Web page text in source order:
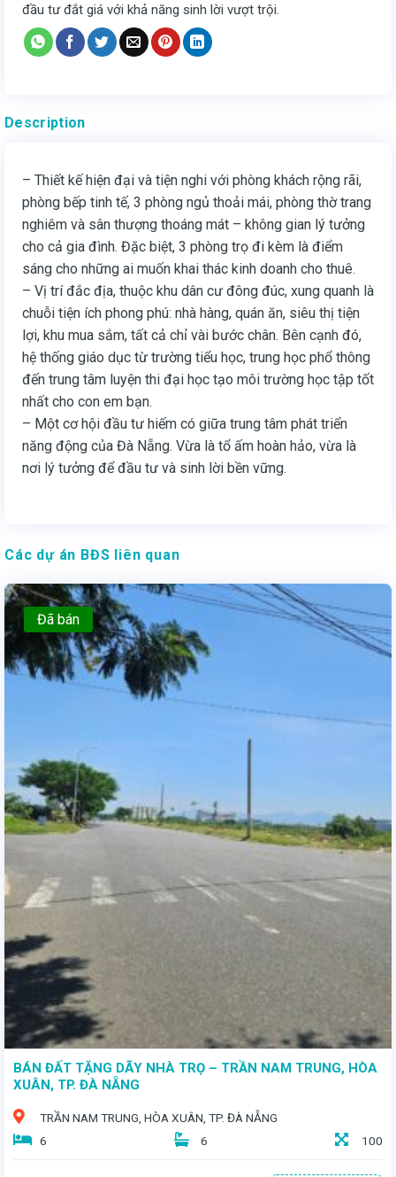
đầu tư đắt giá với khả năng sinh lời vượt trội.
Description
– Thiết kế hiện đại và tiện nghi với phòng khách rộng rãi,
phòng bếp tinh tế, 3 phòng ngủ thoải mái, phòng thờ trang
nghiêm và sân thượng thoáng mát – không gian lý tưởng
cho cả gia đình. Đặc biệt, 3 phòng trọ đi kèm là điểm
sáng cho những ai muốn khai thác kinh doanh cho thuê.
– Vị trí đắc địa, thuộc khu dân cư đông đúc, xung quanh là
chuỗi tiện ích phong phú: nhà hàng, quán ăn, siêu thị tiện
lợi, khu mua sắm, tất cả chỉ vài bước chân. Bên cạnh đó,
hệ thống giáo dục từ trường tiểu học, trung học phổ thông
đến trung tâm luyện thi đại học tạo môi trường học tập tốt
nhất cho con em bạn.
– Một cơ hội đầu tư hiếm có giữa trung tâm phát triển
năng động của Đà Nẵng. Vừa là tổ ấm hoàn hảo, vừa là
nơi lý tưởng để đầu tư và sinh lời bền vững.
Các dự án BĐS liên quan
Đã bán
BÁN ĐẤT TẶNG DÃY NHÀ TRỌ – TRẦN NAM TRUNG, HÒA
XUÂN, TP. ĐÀ NẴNG
TRẦN NAM TRUNG, HÒA XUÂN, TP. ĐÀ NẴNG
6
6 100